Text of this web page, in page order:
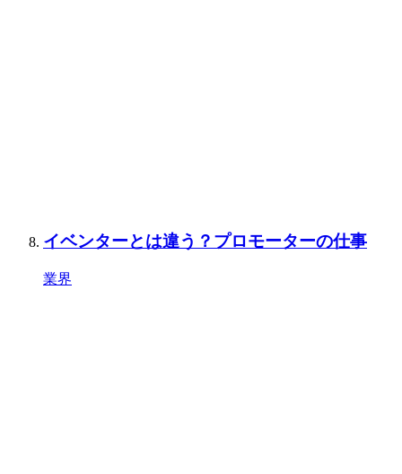
イベンターとは違う？プロモーターの仕事
業界